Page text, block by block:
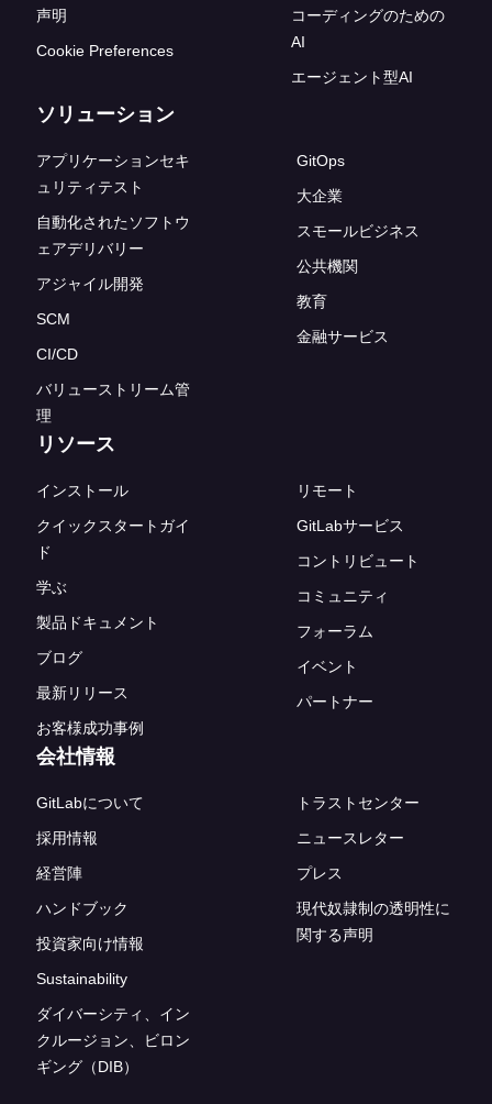
声明
Cookie Preferences
コーディングのための
AI
エージェント型AI
ソリューション
アプリケーションセキ
ュリティテスト
自動化されたソフトウ
ェアデリバリー
アジャイル開発
SCM
CI/CD
バリューストリーム管
理
GitOps
大企業
スモールビジネス
公共機関
教育
金融サービス
リソース
インストール
クイックスタートガイ
ド
学ぶ
製品ドキュメント
ブログ
最新リリース
お客様成功事例
リモート
GitLabサービス
コントリビュート
コミュニティ
フォーラム
イベント
パートナー
会社情報
GitLabについて
採用情報
経営陣
ハンドブック
投資家向け情報
Sustainability
ダイバーシティ、イン
クルージョン、ビロン
ギング（DIB）
トラストセンター
ニュースレター
プレス
現代奴隷制の透明性に
関する声明